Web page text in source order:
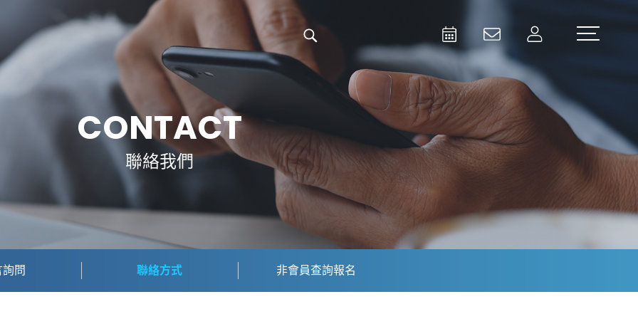
Activities
Contact Us
Member
Test and Measurement
Aerospace | Defense | Security
Broadcast and Media
CONTACT
聯絡我們
問 聯絡方式 非會員查詢報名